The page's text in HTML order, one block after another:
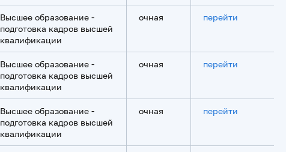
Высшее образование -
подготовка кадров высшей
квалификации
очная перейти
Высшее образование -
подготовка кадров высшей
квалификации
очная перейти
Высшее образование -
подготовка кадров высшей
квалификации
очная перейти